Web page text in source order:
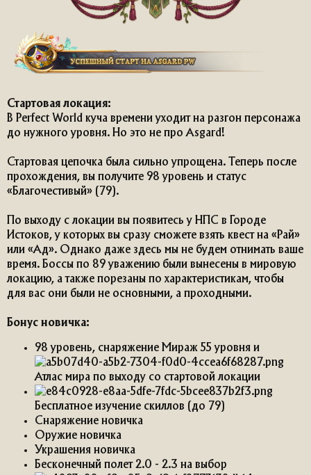
Стартовая локация:
В Perfect World куча времени уходит на разгон персонажа
до нужного уровня. Но это не про Asgard!
Стартовая цепочка была сильно упрощена. Теперь после
прохождения, вы получите 98 уровень и статус
«Благочестивый» (79).
По выходу с локации вы появитесь у НПС в Городе
Истоков, у которых вы сразу сможете взять квест на «Рай»
или «Ад». Однако даже здесь мы не будем отнимать ваше
время. Боссы по 89 уважению были вынесены в мировую
локацию, а также порезаны по характеристикам, чтобы
для вас они были не основными, а проходными.
Бонус новичка:
98 уровень, снаряжение Мираж 55 уровня и
Атлас мира по выходу со стартовой локации
Бесплатное изучение скиллов (до 79)
Снаряжение новичка
Оружие новичка
Украшения новичка
Бесконечный полет 2.0 - 2.3 на выбор